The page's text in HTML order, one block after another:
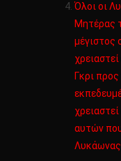
Όλοι οι
Μητέρας
μέγιστος
Γκρι
αυτών
Λυκάωνας